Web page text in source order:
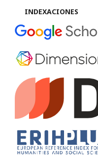
INDEXACIONES